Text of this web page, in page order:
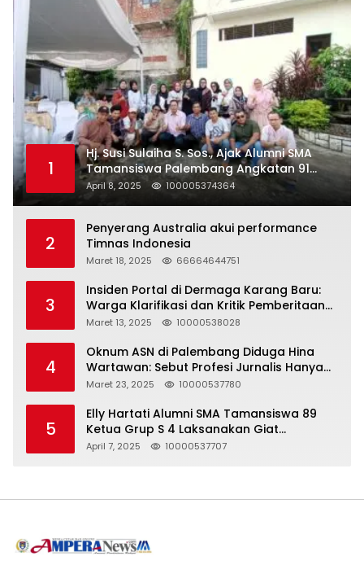
1
Hj. Susi Sulaiha S. Sos., Ajak Alumni SMA
Tamansiswa Palembang Angkatan 91
Halal Bihalal
April 8, 2025 100005374364
2
Penyerang Australia akui performance
Timnas Indonesia
Maret 18, 2025 66664644751
3
Insiden Portal di Dermaga Karang Baru:
Warga Klarifikasi dan Kritik Pemberitaan
yang Tidak Akurat
Maret 13, 2025 10000538028
4
Oknum ASN di Palembang Diduga Hina
Wartawan: Sebut Profesi Jurnalis Hanya
Seharga 2 Liter Bensin, Berujung Dugaan
Maret 23, 2025 10000537780
5
Elly Hartati Alumni SMA Tamansiswa 89
Ketua Grup S 4 Laksanakan Giat
Silaturahmi
April 7, 2025 10000537707